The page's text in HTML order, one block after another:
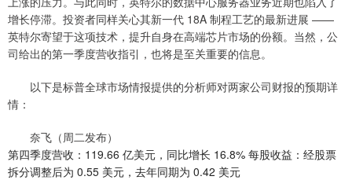
增长停滞。投资者同样关心其新一代 18A 制程工艺的最新进展 ——
英特尔寄望于这项技术，提升自身在高端芯片市场的份额。当然，公
司给出的第一季度营收指引，也将是至关重要的信息。
以下是标普全球市场情报提供的分析师对两家公司财报的预期详
情：
奈飞（周二发布）
第四季度营收：119.66 亿美元，同比增长 16.8% 每股收益：经股票
拆分调整后为 0.55 美元，去年同期为 0.42 美元